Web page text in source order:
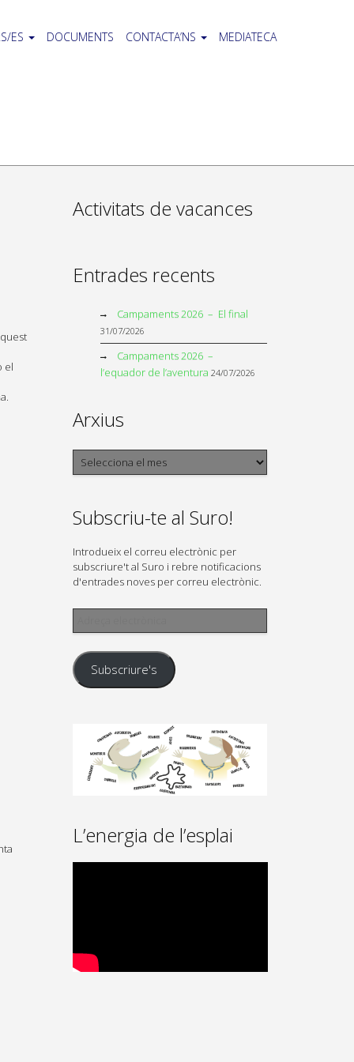
ES DOCUMENTS CONTACTA’NS MEDIATECA
el
Activitats de vacances
Entrades recents
Campaments 2026 – El final
31/07/2026
Campaments 2026 –
l’equador de l’aventura 24/07/2026
Arxius
Arxius
Subscriu-te al Suro!
Introdueix el correu electrònic per
subscriure't al Suro i rebre notificacions
d'entrades noves per correu electrònic.
Adreça
Subscriure's
L’energia de l’esplai